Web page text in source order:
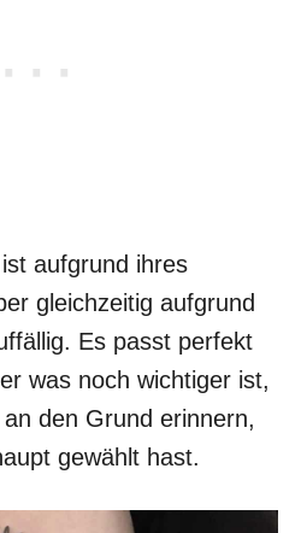
aufgrund ihres
gleichzeitig aufgrund
Es passt perfekt
was noch wichtiger ist,
den Grund erinnern,
gewählt hast.